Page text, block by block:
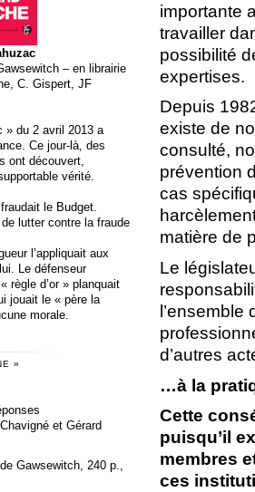
importante
travailler
possibilité
expertises.
Depuis
existe de
consulté,
prévention
cas
matière de
Le
d’autres
…à la
Cette
puisqu’il
membres
ces
– en librairie
C. Gispert, JF
» du 2 avril 2013 a
Ce jour-là, des
ont découvert,
vérité.
le Budget.
lutter contre la fraude
l’appliquait aux
Le défenseur
règle d’or » planquait
jouait le « père la
morale.
»
et Gérard
Gawsewitch, 240 p.,